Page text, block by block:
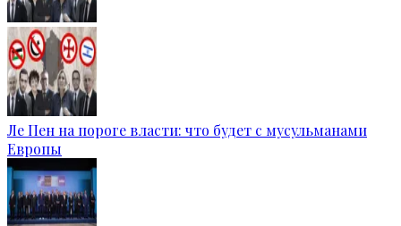
Ле Пен на пороге власти: что будет с мусульманами
Европы